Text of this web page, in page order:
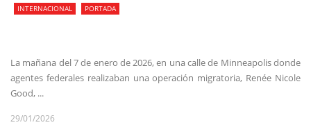
INTERNACIONAL PORTADA
La mañana del 7 de enero de 2026, en una calle de Minneapolis donde
agentes federales realizaban una operación migratoria, Renée Nicole
Good, ...
29/01/2026